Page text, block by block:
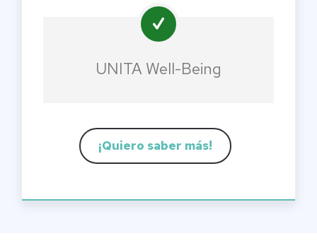
UNITA Well-Being
¡Quiero saber más!